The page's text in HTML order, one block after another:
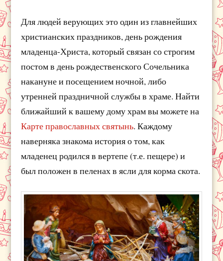
Для людей верующих это один из главнейших
христианских праздников, день рождения
младенца-Христа, который связан со строгим
постом в день рождественского Сочельника
накануне и посещением ночной, либо
утренней праздничной службы в храме. Найти
ближайший к вашему дому храм вы можете на
Карте православных святынь. Каждому
наверняка знакома история о том, как
младенец родился в вертепе (т.е. пещере) и
был положен в пеленах в ясли для корма скота.